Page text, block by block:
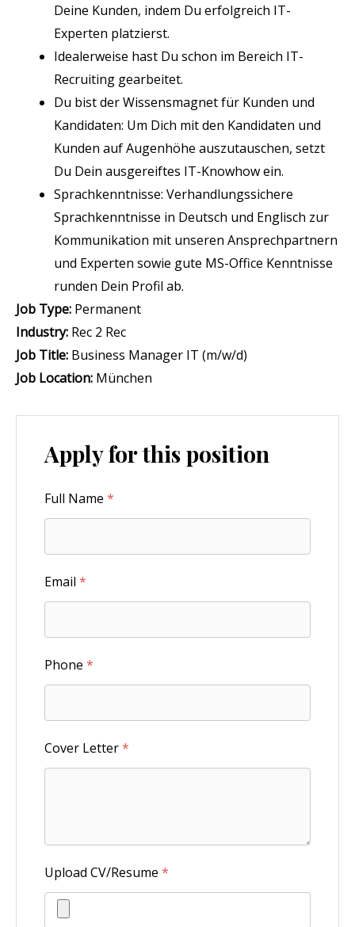
Deine Kunden, indem Du erfolgreich IT-
Experten platzierst.
Idealerweise hast Du schon im Bereich IT-
Recruiting gearbeitet.
Du bist der Wissensmagnet für Kunden und
Kandidaten: Um Dich mit den Kandidaten und
Kunden auf Augenhöhe auszutauschen, setzt
Du Dein ausgereiftes IT-Knowhow ein.
Sprachkenntnisse: Verhandlungssichere
Sprachkenntnisse in Deutsch und Englisch zur
Kommunikation mit unseren Ansprechpartnern
und Experten sowie gute MS-Office Kenntnisse
runden Dein Profil ab.
Job Type: Permanent
Industry: Rec 2 Rec
Job Title: Business Manager IT (m/w/d)
Job Location: München
Apply for this position
Full Name *
Email *
Phone *
Cover Letter*
Upload CV/Resume *